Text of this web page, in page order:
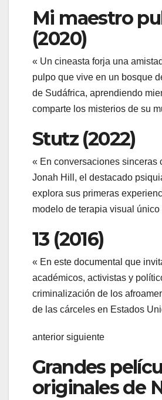
Mi maestro
(2020)
« Un cineasta forja una
pulpo que vive en un bosque
de Sudáfrica, aprendiendo
comparte los misterios de su
Stutz (2022)
« En conversaciones sinceras
Jonah Hill, el destacado
explora sus primeras
modelo de terapia visual único
13 (2016)
« En este documental que
académicos, activistas y
criminalización de los
de las cárceles en Estados
anterior siguiente
Grandes
originales de